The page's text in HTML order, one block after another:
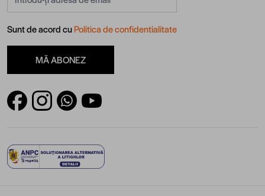
Sunt de acord cuPolitica de confidentialitate
MĂ ABONEZ